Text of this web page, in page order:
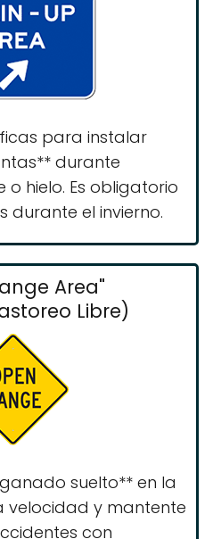
para instalar
durante
o hielo. Es obligatorio
durante el invierno.
Area"
Libre)
suelto** en la
velocidad y mantente
con